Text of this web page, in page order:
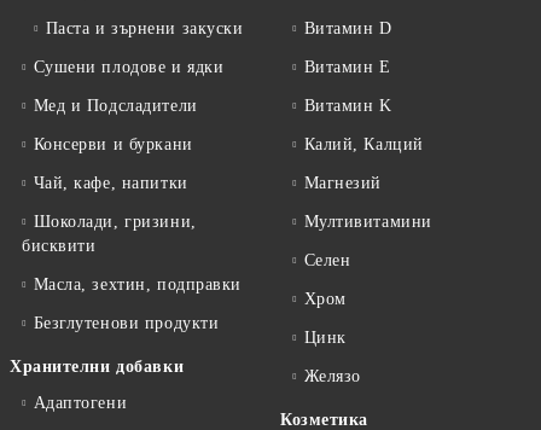
Паста и зърнени закуски
Сушени плодове и ядки
Мед и Подсладители
Консерви и буркани
Чай, кафе, напитки
Шоколади, гризини,
бисквити
Масла, зехтин, подправки
Безглутенови продукти
Хранителни добавки
Адаптогени
Витамин D
Витамин E
Витамин K
Калий, Калций
Магнезий
Мултивитамини
Селен
Хром
Цинк
Желязо
Козметика